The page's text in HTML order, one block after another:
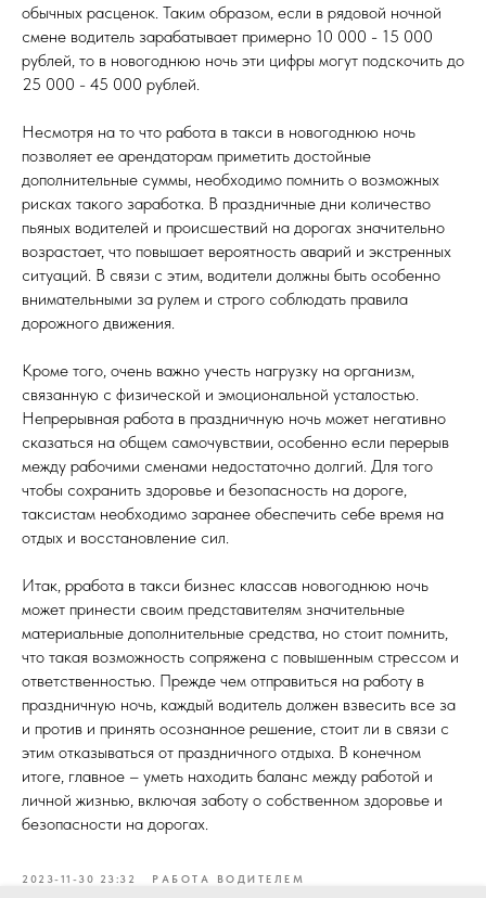
обычных расценок. Таким образом, если в рядовой ночной
смене водитель зарабатывает примерно 10 000 - 15 000
рублей, то в новогоднюю ночь эти цифры могут подскочить до
25 000 - 45 000 рублей.
Несмотря на то что работа в такси в новогоднюю ночь
позволяет ее арендаторам приметить достойные
дополнительные суммы, необходимо помнить о возможных
рисках такого заработка. В праздничные дни количество
пьяных водителей и происшествий на дорогах значительно
возрастает, что повышает вероятность аварий и экстренных
ситуаций. В связи с этим, водители должны быть особенно
внимательными за рулем и строго соблюдать правила
дорожного движения.
Кроме того, очень важно учесть нагрузку на организм,
связанную с физической и эмоциональной усталостью.
Непрерывная работа в праздничную ночь может негативно
сказаться на общем самочувствии, особенно если перерыв
между рабочими сменами недостаточно долгий. Для того
чтобы сохранить здоровье и безопасность на дороге,
таксистам необходимо заранее обеспечить себе время на
отдых и восстановление сил.
Итак, рработа в такси бизнес классав новогоднюю ночь
может принести своим представителям значительные
материальные дополнительные средства, но стоит помнить,
что такая возможность сопряжена с повышенным стрессом и
ответственностью. Прежде чем отправиться на работу в
праздничную ночь, каждый водитель должен взвесить все за
и против и принять осознанное решение, стоит ли в связи с
этим отказываться от праздничного отдыха. В конечном
итоге, главное – уметь находить баланс между работой и
личной жизнью, включая заботу о собственном здоровье и
безопасности на дорогах.
2023-11-30 23:32 РАБОТА ВОДИТЕЛЕМ